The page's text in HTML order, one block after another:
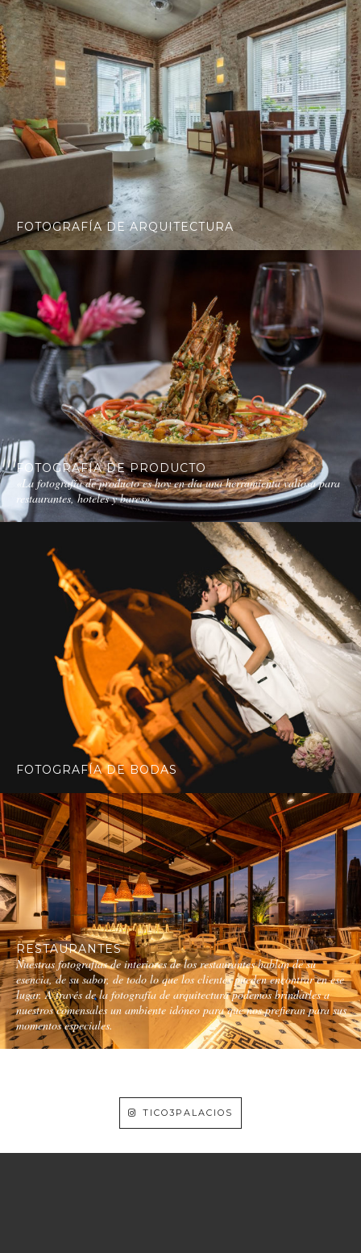
FOTOGRAFÍA DE ARQUITECTURA
FOTOGRAFÍA DE PRODUCTO
«La fotografía de producto es hoy en día una herramienta valiosa para
restaurantes, hoteles y bares».
FOTOGRAFÍA DE BODAS
RESTAURANTES
Nuestras fotografías de interiores de los restaurantes hablan de su
esencia, de su sabor, de todo lo que los clientes pueden encontrar en ese
lugar. A través de la fotografía de arquitectura podemos brindarles a
nuestros comensales un ambiente idóneo para que nos prefieran para sus
momentos especiales.
TICO3PALACIOS